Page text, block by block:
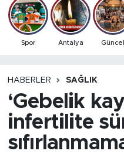
Spor Antalya Güncel
HABERLER SAĞLIK
‘Gebelik
infertilite
Eğitim
Ekonomi
Gündem
İlçeler
Antalya Namaz
Antalya Trafik
Tüm Manşetler
Son Dakika